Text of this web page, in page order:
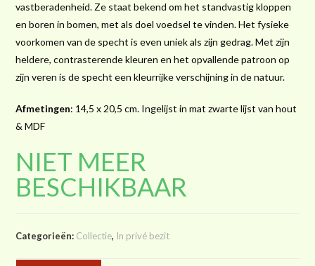
vastberadenheid. Ze staat bekend om het standvastig kloppen
en boren in bomen, met als doel voedsel te vinden. Het fysieke
voorkomen van de specht is even uniek als zijn gedrag. Met zijn
heldere, contrasterende kleuren en het opvallende patroon op
zijn veren is de specht een kleurrijke verschijning in de natuur.
Afmetingen: 14,5 x 20,5 cm. Ingelijst in mat zwarte lijst van hout
& MDF
NIET MEER
BESCHIKBAAR
Categorieën: Collectie, In privé bezit